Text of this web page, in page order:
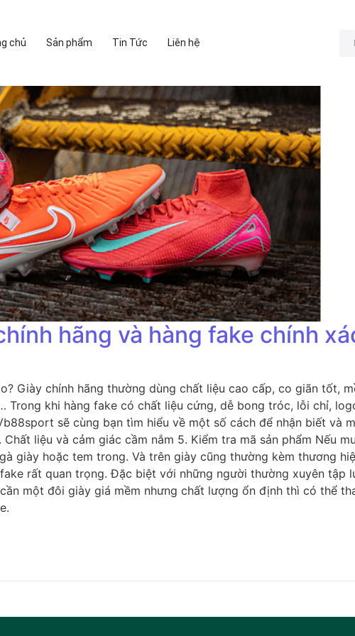
chủ Sản phẩm Tin Tức Liên hệ
hãng và hàng fake chính
Giày chính hãng thường dùng chất liệu cao cấp, co giãn tốt,
khi hàng fake có chất liệu cứng, dễ bong tróc, lỗi chỉ,
sẽ cùng bạn tìm hiểu về một số cách để nhận biết và
liệu và cảm giác cầm nắm 5. Kiểm tra mã sản phẩm Nếu
giày hoặc tem trong. Và trên giày cũng thường kèm thương
rất quan trọng. Đặc biệt với những người thường xuyên tập
một đôi giày giá mềm nhưng chất lượng ổn định thì có thể